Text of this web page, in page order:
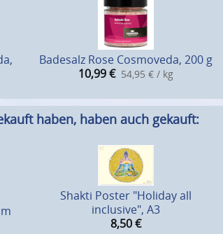
Badesalz Rose Cosmoveda, 200 g
10,99€ 54,95 € / kg
haben, haben auch gekauft:
Shakti Poster "Holiday all
inclusive", A3
8,50€